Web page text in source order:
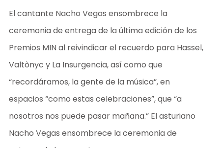
El cantante Nacho Vegas ensombrece la
ceremonia de entrega de la última edición de los
Premios MIN al reivindicar el recuerdo para Hassel,
Valtònyc y La Insurgencia, así como que
“recordáramos, la gente de la música”, en
espacios “como estas celebraciones”, que “a
nosotros nos puede pasar mañana.” El asturiano
Nacho Vegas ensombrece la ceremonia de